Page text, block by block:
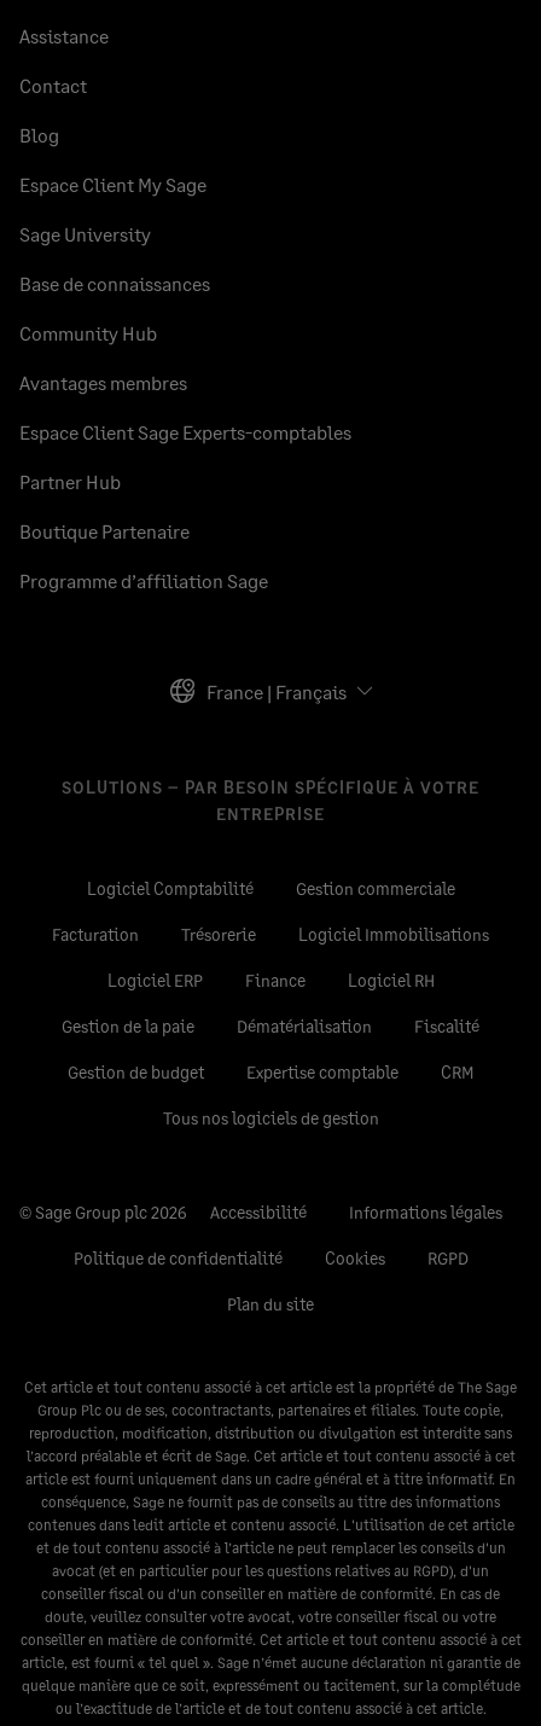
Assistance
Contact
Blog
Espace Client My Sage
Sage University
Base de connaissances
Community Hub
Avantages membres
Espace Client Sage Experts-comptables
Partner Hub
Boutique Partenaire
Programme d’affiliation Sage
France | Français
SOLUTIONS – PAR BESOIN SPÉCIFIQUE À VOTRE
ENTREPRISE
Logiciel Comptabilité Gestion commerciale
Facturation Trésorerie Logiciel Immobilisations
Logiciel ERP Finance Logiciel RH
Gestion de la paie Dématérialisation Fiscalité
Gestion de budget Expertise comptable CRM
Tous nos logiciels de gestion
© Sage Group plc 2026 Accessibilité Informations légales
Politique de confidentialité Cookies RGPD
Plan du site
Cet article et tout contenu associé à cet article est la propriété de The Sage
Group Plc ou de ses, cocontractants, partenaires et filiales. Toute copie,
reproduction, modification, distribution ou divulgation est interdite sans
l’accord préalable et écrit de Sage. Cet article et tout contenu associé à cet
article est fourni uniquement dans un cadre général et à titre informatif. En
conséquence, Sage ne fournit pas de conseils au titre des informations
contenues dans ledit article et contenu associé. L'utilisation de cet article
et de tout contenu associé à l’article ne peut remplacer les conseils d'un
avocat (et en particulier pour les questions relatives au RGPD), d'un
conseiller fiscal ou d'un conseiller en matière de conformité. En cas de
doute, veuillez consulter votre avocat, votre conseiller fiscal ou votre
conseiller en matière de conformité. Cet article et tout contenu associé à cet
article, est fourni « tel quel ». Sage n’émet aucune déclaration ni garantie de
quelque manière que ce soit, expressément ou tacitement, sur la complétude
ou l’exactitude de l’article et de tout contenu associé à cet article.